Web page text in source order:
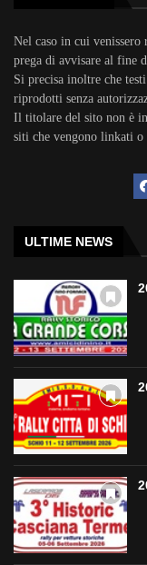
Nel caso in cui
prega di avvisare al fine
Si precisa inoltre che
riprodotti senza
Il titolare del sito non è
siti che vengono linkati
ULTIME NEWS